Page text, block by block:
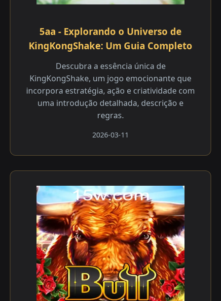
5aa - Explorando o Universo de
KingKongShake: Um Guia Completo
Descubra a essência única de
KingKongShake, um jogo emocionante que
incorpora estratégia, ação e criatividade com
uma introdução detalhada, descrição e
regras.
2026-03-11